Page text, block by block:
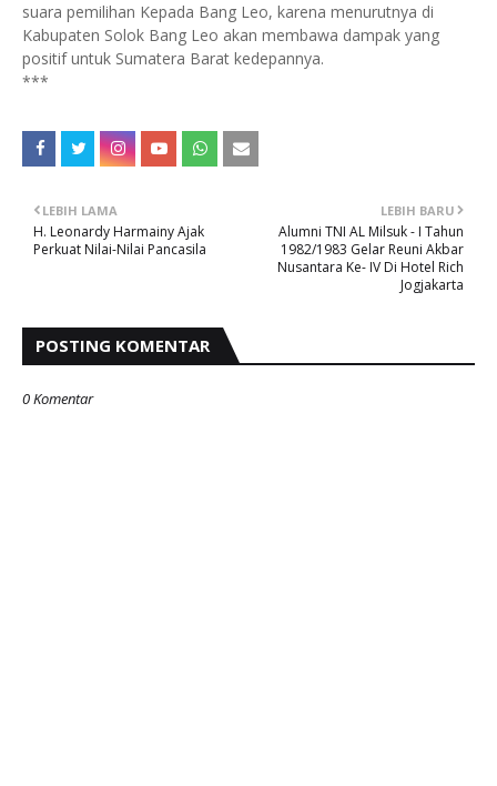
suara pemilihan Kepada Bang Leo, karena menurutnya di
Kabupaten Solok Bang Leo akan membawa dampak yang
positif untuk Sumatera Barat kedepannya.
***
LEBIH BARU
Alumni TNI AL Milsuk - I Tahun
1982/1983 Gelar Reuni Akbar
Nusantara Ke- IV Di Hotel Rich
Jogjakarta
LEBIH LAMA
H. Leonardy Harmainy Ajak
Perkuat Nilai-Nilai Pancasila
POSTING KOMENTAR
0 Komentar